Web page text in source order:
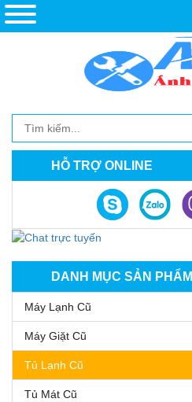
HỖ TRỢ ONLINE
DANH MỤC SẢN PHẨM
Máy Lạnh Cũ
Máy Giặt Cũ
Tủ Lạnh Cũ
Tủ Mát Cũ